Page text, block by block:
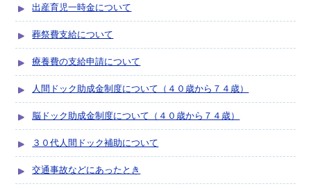
出産育児一時金について
葬祭費支給について
療養費の支給申請について
人間ドック助成金制度について（４０歳から７４歳）
脳ドック助成金制度について（４０歳から７４歳）
３０代人間ドック補助について
交通事故などにあったとき